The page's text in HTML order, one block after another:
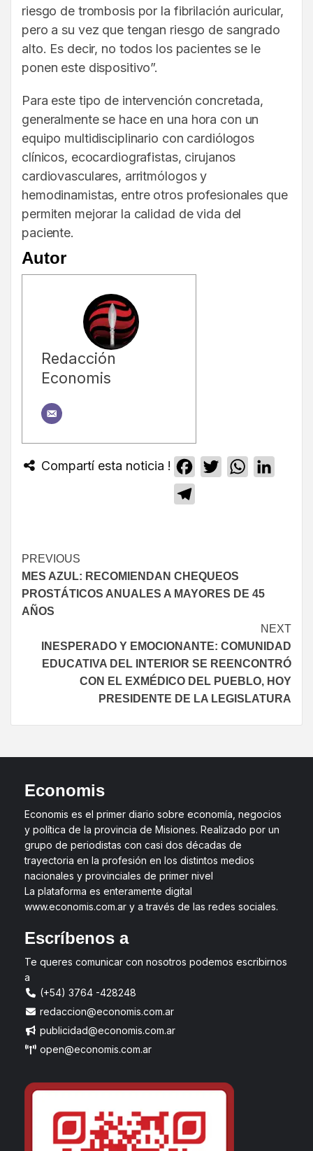
riesgo de trombosis por la fibrilación auricular,
pero a su vez que tengan riesgo de sangrado
alto. Es decir, no todos los pacientes se le
ponen este dispositivo”.
Para este tipo de intervención concretada,
generalmente se hace en una hora con un
equipo multidisciplinario con cardiólogos
clínicos, ecocardiografistas, cirujanos
cardiovasculares, arritmólogos y
hemodinamistas, entre otros profesionales que
permiten mejorar la calidad de vida del
paciente.
Autor
Redacción
Economis
Compartí esta noticia ! Facebook
TwitterWhatsApp
PREVIOUS
MES AZUL: RECOMIENDAN CHEQUEOS
PROSTÁTICOS ANUALES A MAYORES DE 45
AÑOS
NEXT
INESPERADO Y EMOCIONANTE: COMUNIDAD
EDUCATIVA DEL INTERIOR SE REENCONTRÓ
CON EL EXMÉDICO DEL PUEBLO, HOY
PRESIDENTE DE LA LEGISLATURA
Economis
Economis es el primer diario sobre economía, negocios
y política de la provincia de Misiones. Realizado por un
grupo de periodistas con casi dos décadas de
trayectoria en la profesión en los distintos medios
nacionales y provinciales de primer nivel
La plataforma es enteramente digital
www.economis.com.ar y a través de las redes sociales.
Escríbenos a
Te queres comunicar con nosotros podemos escribirnos
a
(+54) 3764 -428248
redaccion@economis.com.ar
publicidad@economis.com.ar
open@economis.com.ar